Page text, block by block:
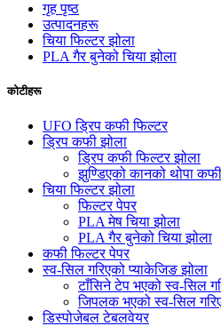
गृह पृष्ठ
उत्पादनहरू
चिया फिल्टर झोला
PLA गैर बुनेको चिया झोला
कोटीहरू
UFO ड्रिप कफी फिल्टर
ड्रिप कफी झोला
ड्रिप कफी फिल्टर झोला
झुण्डिएको कानको थोपा
चिया फिल्टर झोला
फिल्टर पेपर
PLA मेष चिया झोला
PLA गैर बुनेको चिया झोला
कफी फिल्टर पेपर
स्व-सिल गरिएको प्याकेजिङ झोला
टाँसिने टेप भएको स्व-सिल
जिपलक भएको स्व-सिल
डिस्पोजेबल टेबलवेयर